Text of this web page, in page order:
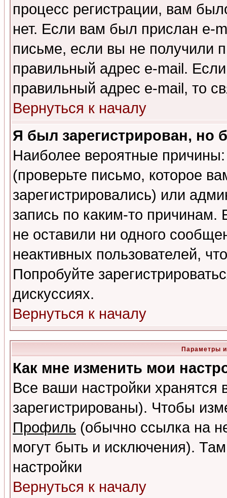
процесс регистрации, вам
нет. Если вам был прислан e-
письме, если вы не получили
правильный адрес e-mail.
правильный адрес e-mail, то
Вернуться к началу
Я был зарегистрирован, но
Наиболее вероятные
(проверьте письмо, которое
зарегистрировались) или
запись по каким-то
не оставили ни одного
неактивных пользователей,
Попробуйте
дискуссиях.
Вернуться к началу
Параметры
Как мне изменить мои
Все ваши настройки
зарегистрированы). Чтобы
Профиль (обычно ссылка на
могут быть и исключения).
настройки
Вернуться к началу